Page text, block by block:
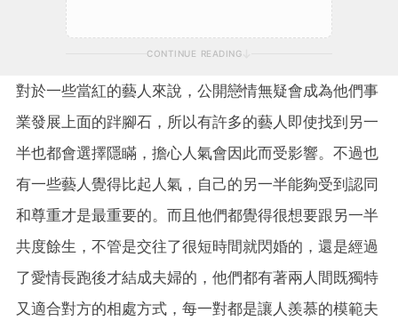
CONTINUE READING
對於一些當紅的藝人來說，公開戀情無疑會成為他們事
業發展上面的跘腳石，所以有許多的藝人即使找到另一
半也都會選擇隱瞞，擔心人氣會因此而受影響。不過也
有一些藝人覺得比起人氣，自己的另一半能夠受到認同
和尊重才是最重要的。而且他們都覺得很想要跟另一半
共度餘生，不管是交往了很短時間就閃婚的，還是經過
了愛情長跑後才結成夫婦的，他們都有著兩人間既獨特
又適合對方的相處方式，每一對都是讓人羨慕的模範夫